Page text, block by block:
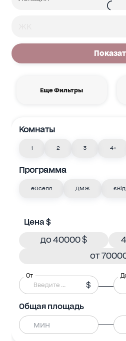
Еще Фильтры
Комнаты
1 2 3 4+
Программа
еОселя ДМЖ
Цена $
до 40000 $
от
От
$
Общая площадь